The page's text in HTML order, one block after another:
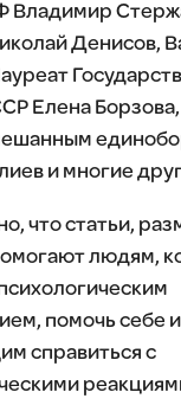
Владимир
Денисов,
Елена
и многие
что статьи,
людям,
помочь себе и
справиться с